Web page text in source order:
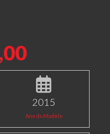
2015
Ano do Modelo